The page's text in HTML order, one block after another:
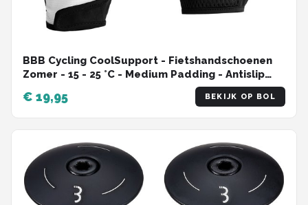
BBB Cycling CoolSupport - Fietshandschoenen
Zomer - 15 - 25 °C - Medium Padding - Antislip
Handpalm - Unisex Wielrenhandschoenen - Wit
€ 19,95 BEKIJK OP BOL